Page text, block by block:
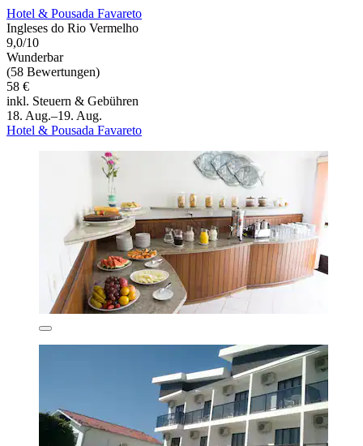
Hotel & Pousada Favareto
Ingleses do Rio Vermelho
9,0/10
Wunderbar
(58 Bewertungen)
58 €
inkl. Steuern & Gebühren
18. Aug.–19. Aug.
Hotel & Pousada Favareto